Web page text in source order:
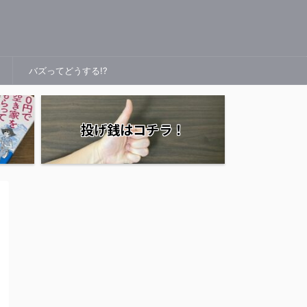
バズってどうする!?
投げ銭はコチラ！